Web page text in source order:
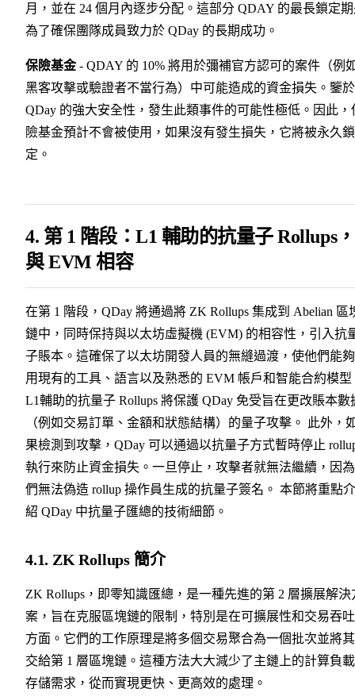
月，並在 24 個月內逐步分配。這部分 QDAY 的最長鎖定
為了確保團隊成員致力於 QDay 的長期成功。
保險基金- QDAY 的 10% 將用於彌補官方認可的案件（例
黑客攻擊或驗證者不當行為）中可能造成的資金損失。鑒於
QDay 的強大安全性，發生此類事件的可能性極低。因此，
險基金預計不會被使用，如果沒有發生損失，它將被永久鎖
定。
4. 第 1 階段：L1 輔助的抗量子 Rollups，
與 EVM 相容
在第 1 階段，QDay 將通過將 ZK Rollups 集成到 Abelian 區
鏈中，同時保持與以太坊虛擬機 (EVM) 的相容性，引入抗
子賬本。這確保了以太坊開發人員的無縫過渡，使他們能
用現有的工具、語言以及熟悉的 EVM 帳戶和智能合約模型
L1輔助的抗量子 Rollups 將保護 QDay 免受旨在更改賬本數
（例如交易訂單、金額和狀態結構）的量子攻擊。 此外，
果檢測到攻擊，QDay 可以通過以抗量子方式暫時停止
執行來防止資金損失。一旦停止，攻擊者就無法繼續，因
們無法偽造 rollup 操作員生成的抗量子簽名。 本節將重點介
紹 QDay 中抗量子匯總的技術細節。
4.1. ZK Rollups 簡介
ZK Rollups，即零知識匯總，是一種先進的第 2 層擴展解決
案，旨在克服區塊鏈的限制，特別是在可擴展性和交易吞
方面。它們的工作原理是將多個交易聚合為一個批次並將
交給第 1 層區塊鏈。這種方法大大減少了主鏈上的計算負
存儲需求，從而實現更快、更高效的處理。